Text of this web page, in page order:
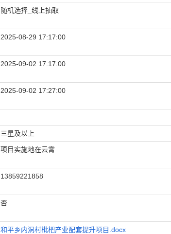
随机选择_线上抽取
2025-08-29 17:17:00
2025-09-02 17:17:00
2025-09-02 17:27:00
三星及以上
项目实施地在云霄
13859221858
否
和平乡内洞村枇杷产业配套提升项目.docx